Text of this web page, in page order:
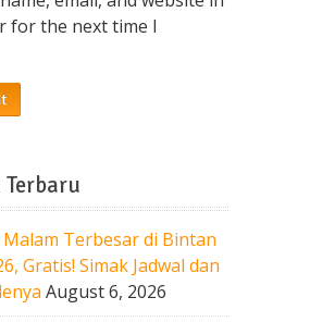
for the next time I
Malam Terbesar di Bintan
Gratis! Simak Jadwal dan
August 6, 2026